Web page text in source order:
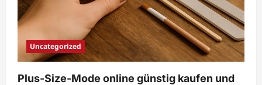
Uncategorized
Plus-Size-Mode online günstig kaufen und